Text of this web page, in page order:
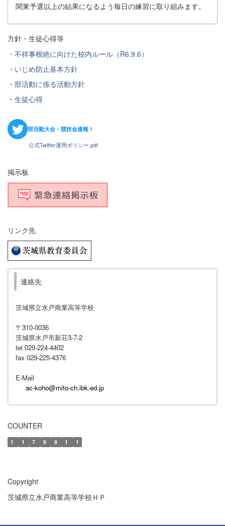
関東予選以上の結果になるよう毎日の練習に取り組みます。
方針・生徒心得等
・ 不祥事根絶に向けた校内ルール（R6.9.6）
・ いじめ防止基本方針
・ 部活動に係る活動方針
・ 生徒心得
部活動大会・競技会速報！
公式Twitter運用ポリシー.pdf
掲示板
リンク先
連絡先
茨城県立水戸商業高等学校
〒310-0036
茨城県水戸市新荘3-7-2
tel 029-224-4402
fax 029-225-4376
E-Mail
ac-koho@mito-ch.ibk.ed.jp
COUNTER
1 1 7 9 9 1 1
Copyright
茨城県立水戸商業高等学校ＨＰ